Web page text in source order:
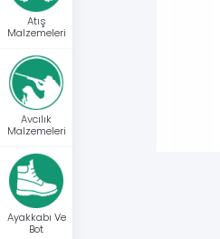
Atış
Malzemeleri
Avcılık
Malzemeleri
Ayakkabı Ve
Bot